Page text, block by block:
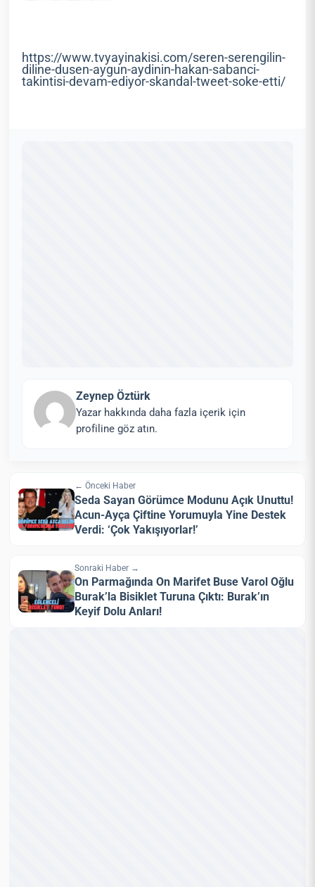
https://www.tvyayinakisi.com/seren-serengilin-
diline-dusen-aygun-aydinin-hakan-sabanci-
takintisi-devam-ediyor-skandal-tweet-soke-etti/
Zeynep Öztürk
Yazar hakkında daha fazla içerik için
profiline göz atın.
← Önceki Haber
Seda Sayan Görümce Modunu Açık Unuttu!
Acun-Ayça Çiftine Yorumuyla Yine Destek
Verdi: ‘Çok Yakışıyorlar!’
Sonraki Haber →
On Parmağında On Marifet Buse Varol Oğlu
Burak’la Bisiklet Turuna Çıktı: Burak’ın
Keyif Dolu Anları!